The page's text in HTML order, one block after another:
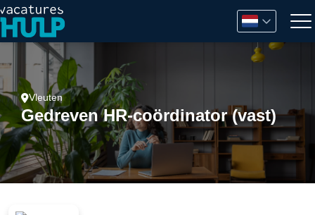
Vleuten
Gedreven HR-coördinator (vast)